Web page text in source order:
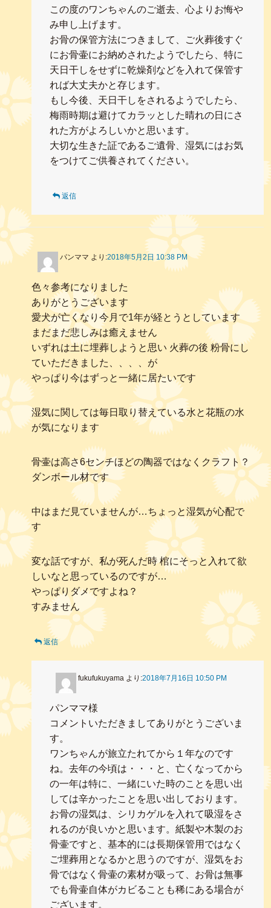
この度のワンちゃんのご逝去、心よりお悔や
み申し上げます。
お骨の保管方法につきまして、ご火葬後すぐ
にお骨壷にお納めされたようでしたら、特に
天日干しをせずに乾燥剤などを入れて保管す
れば大丈夫かと存じます。
もし今後、天日干しをされるようでしたら、
梅雨時期は避けてカラッとした晴れの日にさ
れた方がよろしいかと思います。
大切な生きた証であるご遺骨、湿気にはお気
をつけてご供養されてください。
返信
パンママ より:2018年5月2日 10:38 PM
色々参考になりました
ありがとうございます
愛犬が亡くなり今月で1年が経とうとしています
まだまだ悲しみは癒えません
いずれは土に埋葬しようと思い 火葬の後 粉骨にし
ていただきました、、、、が
やっぱり今はずっと一緒に居たいです
湿気に関しては毎日取り替えている水と花瓶の水
が気になります
骨壷は高さ6センチほどの陶器ではなくクラフト？
ダンボール材です
中はまだ見ていませんが…ちょっと湿気が心配で
す
変な話ですが、私が死んだ時 棺にそっと入れて欲
しいなと思っているのですが…
やっぱりダメですよね？
すみません
返信
fukufukuyama より:2018年7月16日 10:50 PM
パンママ様
コメントいただきましてありがとうございま
す。
ワンちゃんが旅立たれてから１年なのです
ね。去年の今頃は・・・と、亡くなってから
の一年は特に、一緒にいた時のことを思い出
しては辛かったことを思い出しております。
お骨の湿気は、シリカゲルを入れて吸湿をさ
れるのが良いかと思います。紙製や木製のお
骨壷ですと、基本的には長期保管用ではなく
ご埋葬用となるかと思うのですが、湿気をお
骨ではなく骨壷の素材が吸って、お骨は無事
でも骨壷自体がカビることも稀にある場合が
ございます。